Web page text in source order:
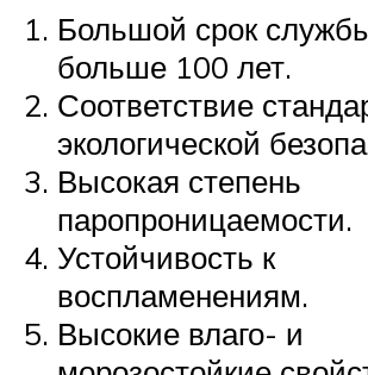
Большой срок
больше 100 лет.
Соответствие
экологической
Высокая степень
паропроницаемости.
Устойчивость к
воспламенениям.
Высокие влаго- и